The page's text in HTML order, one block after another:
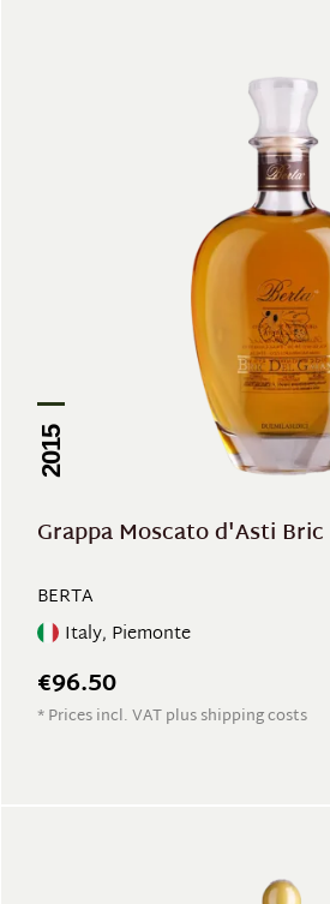
2015
Grappa Moscato d'Asti Bric
BERTA
Italy, Piemonte
€96.50
* Prices incl. VAT plus shipping costs